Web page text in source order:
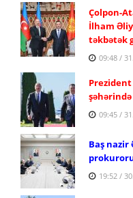
Çolpon-
İlham
təkbətək
09:48 /
09:45 /
Baş nazir
19:52 /